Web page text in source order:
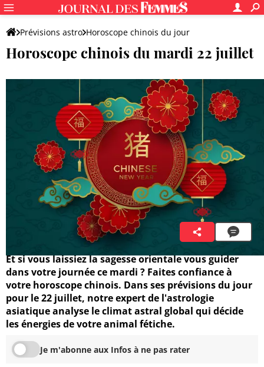
Prévisions astro Horoscope chinois du jour
Horoscope chinois du mardi 22 juillet
22 juillet 2025 05:00
Et si vous laissiez la sagesse orientale vous guider
dans votre journée ce mardi ? Faites confiance à
votre horoscope chinois. Dans ses prévisions du jour
pour le 22 juillet, notre expert de l'astrologie
asiatique analyse le climat astral global qui décide
les énergies de votre animal fétiche.
Je m'abonne aux Infos à ne pas rater